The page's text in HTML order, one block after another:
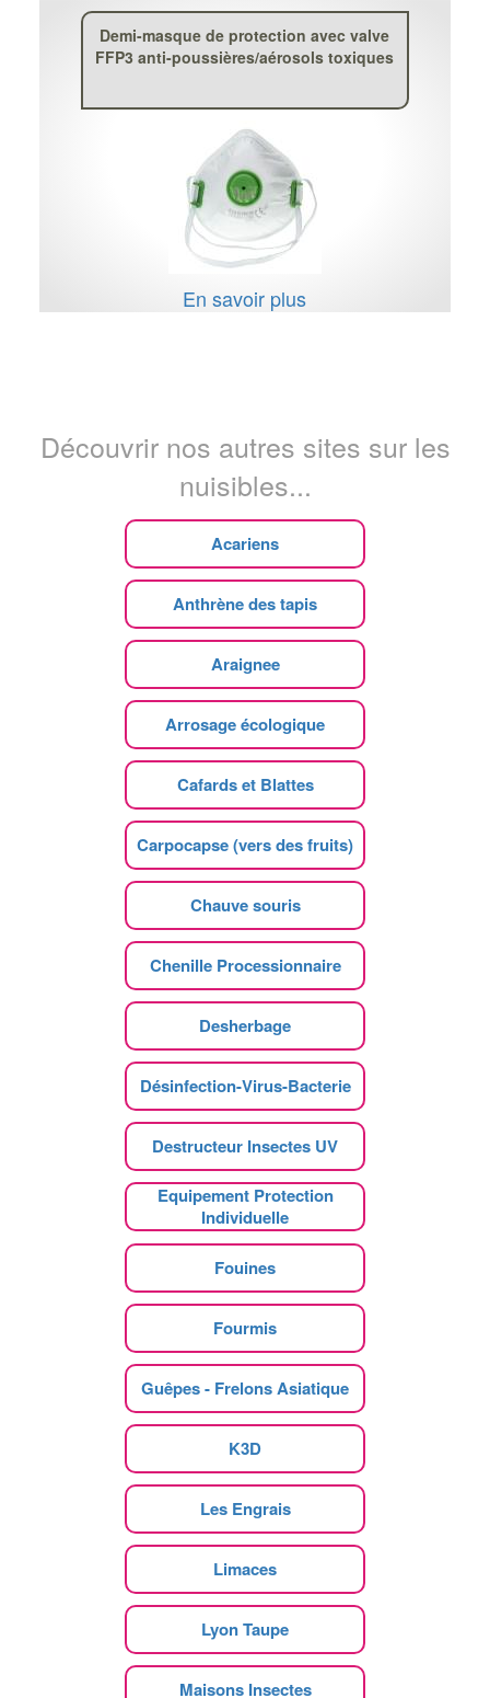
Demi-masque de protection avec valve
FFP3 anti-poussières/aérosols toxiques
En savoir plus
Découvrir nos autres sites sur les
nuisibles...
Acariens
Anthrène des tapis
Araignee
Arrosage écologique
Cafards et Blattes
Carpocapse (vers des fruits)
Chauve souris
Chenille Processionnaire
Desherbage
Désinfection-Virus-Bacterie
Destructeur Insectes UV
Equipement Protection
Individuelle
Fouines
Fourmis
Guêpes - Frelons Asiatique
K3D
Les Engrais
Limaces
Lyon Taupe
Maisons Insectes